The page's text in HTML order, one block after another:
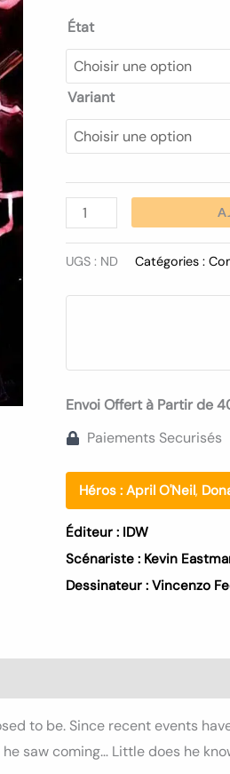
État
Variant
145
UGS : ND Catégories :
Envoi Offert à Partir de
Paiements Securisés
Héros : April O'Neil,
Éditeur : IDW
Scénariste : Kevin
Dessinateur : Vincenzo
to be. Since recent events
coming… Little does he